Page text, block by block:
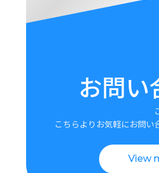
お問い
こちらよりお気軽にお問い
View